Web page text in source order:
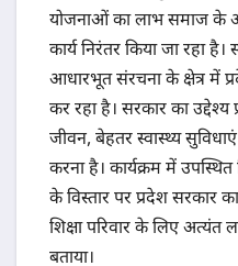
योजनाओं का लाभ समाज के
कार्य निरंतर किया जा रहा है।
आधारभूत संरचना के क्षेत्र में
कर रहा है। सरकार का
जीवन, बेहतर स्वास्थ्य
करना है। कार्यक्रम में उपस्थित
के विस्तार पर प्रदेश सरकार
शिक्षा परिवार के लिए अत्यंत
बताया।